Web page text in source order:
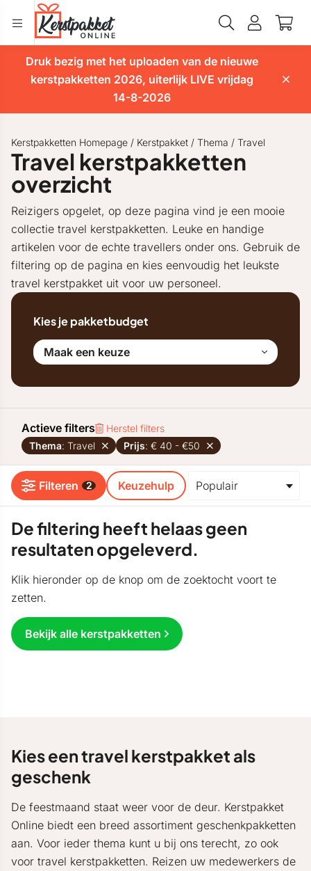
Druk bezig met het uploaden van de nieuwe
kerstpakketten 2026, uiterlijk LIVE vrijdag
14-8-2026
Kerstpakketten Homepage / Kerstpakket / Thema / Travel
Travel kerstpakketten
overzicht
Reizigers opgelet, op deze pagina vind je een mooie
collectie travel kerstpakketten. Leuke en handige
artikelen voor de echte travellers onder ons. Gebruik de
filtering op de pagina en kies eenvoudig het leukste
travel kerstpakket uit voor uw personeel.
Kies je pakketbudget
Maak een keuze
Actieve filters
Herstel filters
Thema: Travel Prijs: € 40 - €50
Filteren 2 Keuzehulp
De filtering heeft helaas geen
resultaten opgeleverd.
Klik hieronder op de knop om de zoektocht voort te
zetten.
Bekijk alle kerstpakketten
Kies een travel kerstpakket als
geschenk
De feestmaand staat weer voor de deur. Kerstpakket
Online biedt een breed assortiment geschenkpakketten
aan. Voor ieder thema kunt u bij ons terecht, zo ook
voor travel kerstpakketten. Reizen uw medewerkers de